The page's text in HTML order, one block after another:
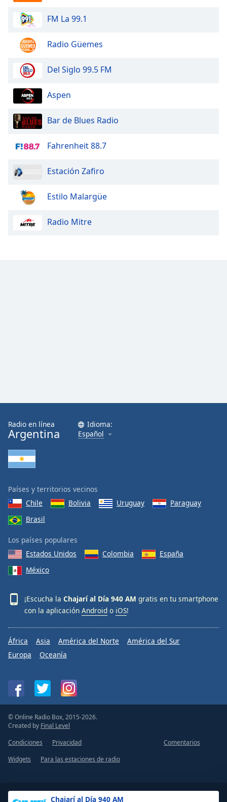
Chajarí al Día 940 AM
FM La 99.1
Radio Güemes
Del Siglo 99.5 FM
Aspen
Bar de Blues Radio
Fahrenheit 88.7
Estación Zafiro
Estilo Malargüe
Radio Mitre
Radio en línea
Argentina
Idioma:
Español
Países y territorios vecinos
Chile
Bolivia Uruguay
Paraguay
Brasil
Los países populares
Estados Unidos
Colombia
España
México
¡Escucha la Chajarí al Día 940 AM gratis en tu smartphone
con la aplicación Android o iOS!
África Asia América del Norte
América del Sur
Europa
Oceanía
© Online Radio Box, 2015-2026.
Created by Final Level
Condiciones
Privacidad
Comentarios
Widgets
Para las estaciones de radio